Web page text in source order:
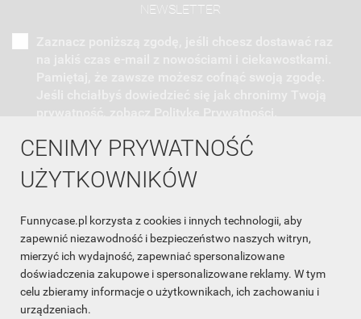
CENIMY PRYWATNOŚĆ
UŻYTKOWNIKÓW
Funnycase.pl korzysta z cookies i innych technologii, aby
zapewnić niezawodność i bezpieczeństwo naszych witryn,
mierzyć ich wydajność, zapewniać spersonalizowane
doświadczenia zakupowe i spersonalizowane reklamy. W tym
celu zbieramy informacje o użytkownikach, ich zachowaniu i
urządzeniach.
NEWSLETTER
INFORMACJA O SKLEPIE
INFORMACJE
OBSŁUGA KLIENTA